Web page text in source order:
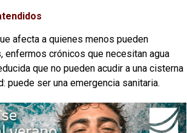
afecta a quienes menos pueden
crónicos que necesitan agua
que no pueden acudir a una cisterna
puede ser una emergencia sanitaria.